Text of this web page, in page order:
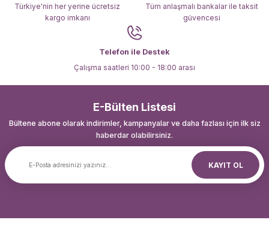
Türkiye'nin her yerine ücretsiz
kargo imkanı
Tüm anlaşmalı bankalar ile taksit
güvencesi
Telefon ile Destek
Çalışma saatleri 10:00 - 18:00 arası
E-Bülten Listesi
Bültene abone olarak indirimler, kampanyalar ve daha fazlası için ilk siz
haberdar olabilirsiniz.
KAYIT OL